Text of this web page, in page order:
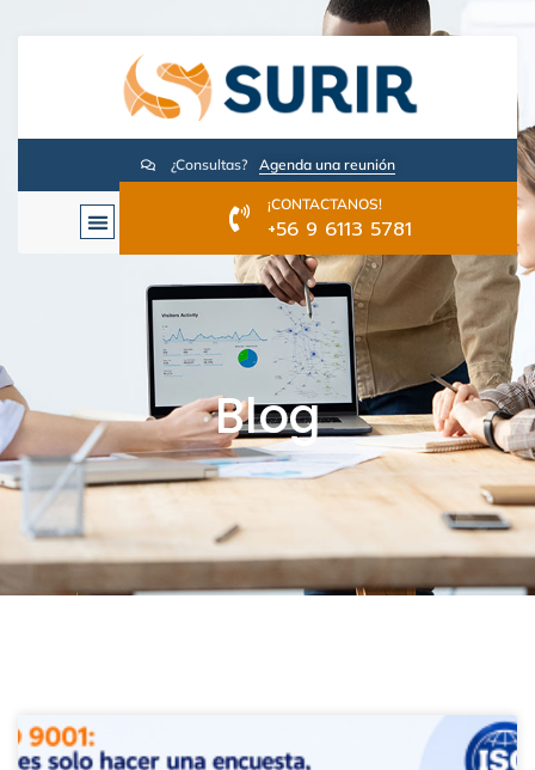
¿Consultas? Agenda una reunión
¡CONTACTANOS!
+56 9 6113 5781
Blog